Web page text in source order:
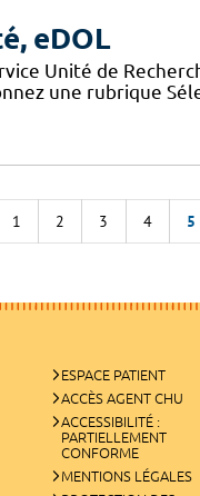
eDOL
Unité de
une rubrique
1 2 3 4 5
ESPACE PATIENT
ACCÈS AGENT CHU
ACCESSIBILITÉ :
PARTIELLEMENT
CONFORME
MENTIONS LÉGALES